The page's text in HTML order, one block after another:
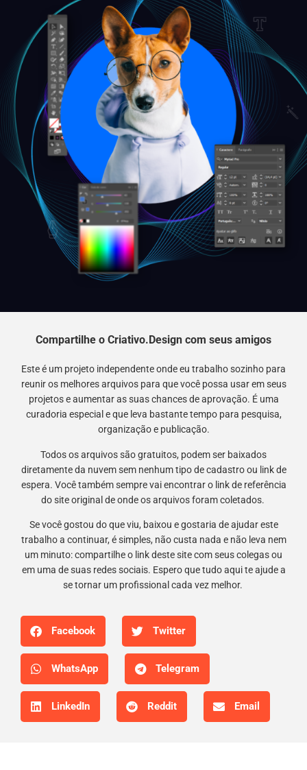
Compartilhe o Criativo.Design com seus amigos
Este é um projeto independente onde eu trabalho sozinho para
reunir os melhores arquivos para que você possa usar em seus
projetos e aumentar as suas chances de aprovação. É uma
curadoria especial e que leva bastante tempo para pesquisa,
organização e publicação.
Todos os arquivos são gratuitos, podem ser baixados
diretamente da nuvem sem nenhum tipo de cadastro ou link de
espera. Você também sempre vai encontrar o link de referência
do site original de onde os arquivos foram coletados.
Se você gostou do que viu, baixou e gostaria de ajudar este
trabalho a continuar, é simples, não custa nada e não leva nem
um minuto: compartilhe o link deste site com seus colegas ou
em uma de suas redes sociais. Espero que tudo aqui te ajude a
se tornar um profissional cada vez melhor.
Facebook Twitter
WhatsApp Telegram
LinkedIn Reddit Email